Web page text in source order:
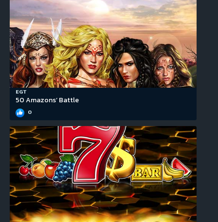
EGT
50 Amazons’ Battle
0